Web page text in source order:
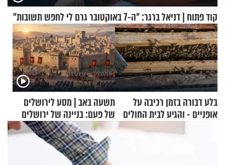
קוד פתוח | דניאל ברגר: "ה-7 באוקטובר גרם לי לחפש תשובות"
בלע דבורה בזמן רכיבה על
אופניים - והגיע לבית החולים
תשעה באב | מסע לירושלים
של פעם: בניינה של ירושלים